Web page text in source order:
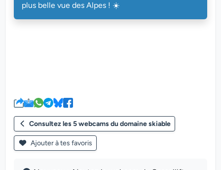
plus belle vue des Alpes ! ☀️
Consultez les 5 webcams du domaine skiable
Ajouter à tes favoris